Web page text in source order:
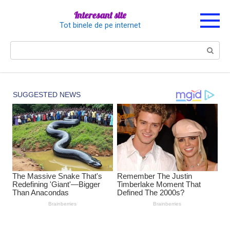
Interesant site
Tot binele de pe internet